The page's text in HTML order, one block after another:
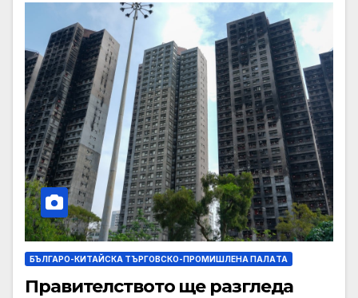
БЪЛГАРО-КИТАЙСКА ТЪРГОВСКО-ПРОМИШЛЕНА ПАЛAТА
Правителството ще разгледа